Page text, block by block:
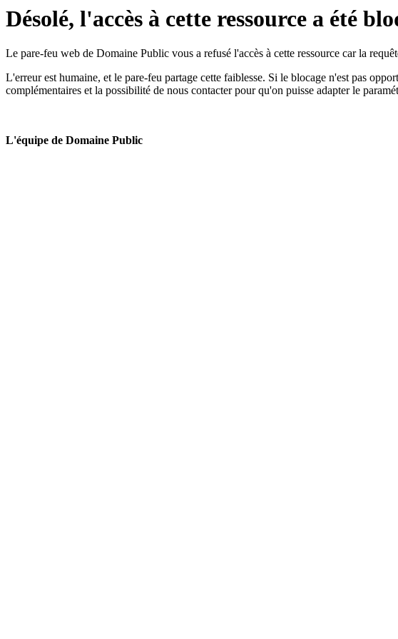
Désolé, l'accès à cette ressource a été
Le pare-feu web de Domaine Public vous a refusé l'accès à cette ressource car la
L'erreur est humaine, et le pare-feu partage cette faiblesse. Si le blocage n'est pas
complémentaires et la possibilité de nous contacter pour qu'on puisse adapter le
L'équipe de Domaine Public